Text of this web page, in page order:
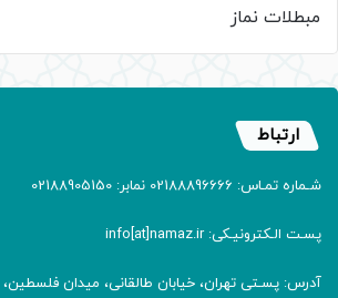
مبطلات نماز
ارتباط
شـماره تمـاس: 02188896666 نمابر: 02188905150
پسـت الـکترونیـکی: info[at]namaz.ir